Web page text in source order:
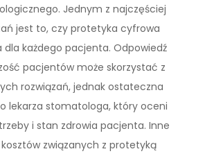
Jednym z najczęściej
jest to, czy protetyka cyfrowa
dla każdego pacjenta. Odpowiedź
pacjentów może skorzystać z
rozwiązań, jednak ostateczna
lekarza stomatologa, który oceni
i stan zdrowia pacjenta. Inne
związanych z protetyką